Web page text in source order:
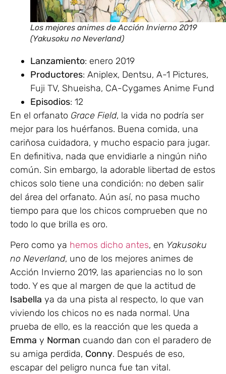
Los mejores animes de Acción Invierno 2019
(Yakusoku no Neverland)
Lanzamiento: enero 2019
Productores: Aniplex, Dentsu, A-1 Pictures,
Fuji TV, Shueisha, CA-Cygames Anime Fund
Episodios: 12
En el orfanato Grace Field, la vida no podría ser
mejor para los huérfanos. Buena comida, una
cariñosa cuidadora, y mucho espacio para jugar.
En definitiva, nada que envidiarle a ningún niño
común. Sin embargo, la adorable libertad de estos
chicos solo tiene una condición: no deben salir
del área del orfanato. Aún así, no pasa mucho
tiempo para que los chicos comprueben que no
todo lo que brilla es oro.
Pero como ya hemos dicho antes, en Yakusoku
no Neverland, uno de los mejores animes de
Acción Invierno 2019, las apariencias no lo son
todo. Y es que al margen de que la actitud de
Isabella ya da una pista al respecto, lo que van
viviendo los chicos no es nada normal. Una
prueba de ello, es la reacción que les queda a
Emma y Norman cuando dan con el paradero de
su amiga perdida, Conny. Después de eso,
escapar del peligro nunca fue tan vital.